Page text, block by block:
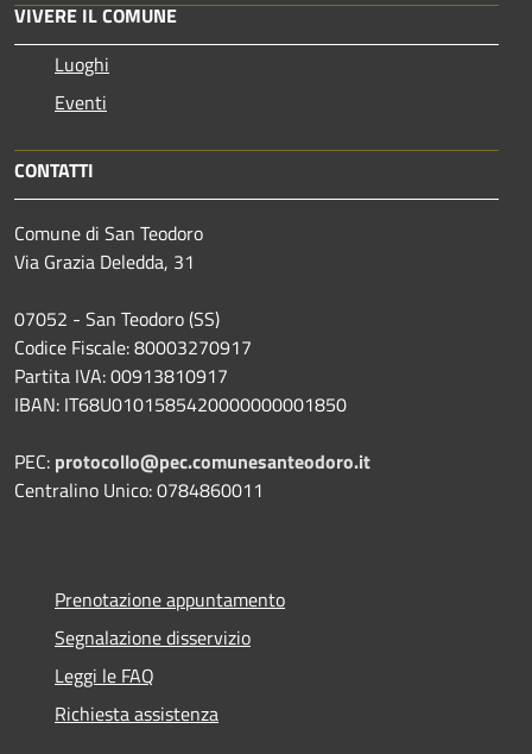
VIVERE IL COMUNE
Luoghi
Eventi
CONTATTI
Comune di San Teodoro
Via Grazia Deledda, 31
07052 - San Teodoro (SS)
Codice Fiscale: 80003270917
Partita IVA: 00913810917
IBAN: IT68U0101585420000000001850
PEC: protocollo@pec.comunesanteodoro.it
Centralino Unico: 0784860011
Prenotazione appuntamento
Segnalazione disservizio
Leggi le FAQ
Richiesta assistenza